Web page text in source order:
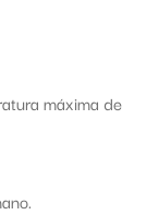
máxima de